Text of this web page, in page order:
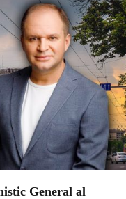
General al